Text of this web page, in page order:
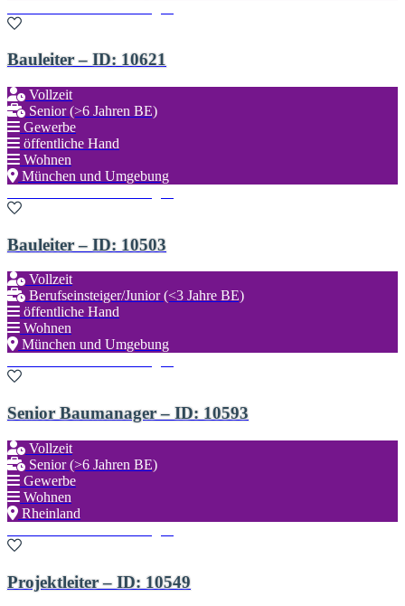
Bauleiter – ID: 10621
Vollzeit
Senior (>6 Jahren BE)
Gewerbe
öffentliche Hand
Wohnen
München und Umgebung
Bauleiter – ID: 10503
Vollzeit
Berufseinsteiger/Junior (<3 Jahre BE)
öffentliche Hand
Wohnen
München und Umgebung
Senior Baumanager – ID: 10593
Vollzeit
Senior (>6 Jahren BE)
Gewerbe
Wohnen
Rheinland
Projektleiter – ID: 10549